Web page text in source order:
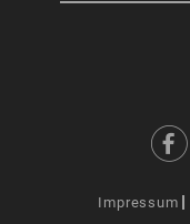
Impressum